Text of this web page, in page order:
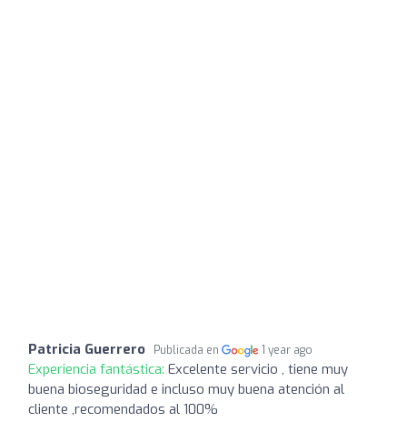
Patricia Guerrero Publicada en 1 year ago
Experiencia fantástica: Excelente servicio , tiene muy
buena bioseguridad e incluso muy buena atención al
cliente ,recomendados al 100%